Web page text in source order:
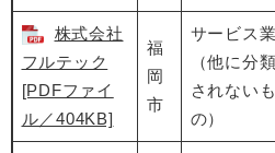
株式会社
フルテック
[PDFファイ
ル／404KB]
福
岡
市
サービス業
（他に分類
されないも
の）